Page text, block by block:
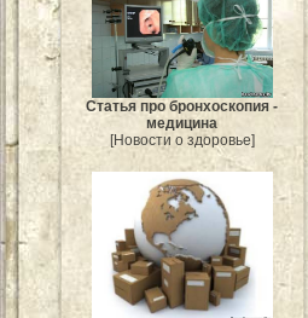
Статья про бронхоскопия -
медицина
[Новости о здоровье]